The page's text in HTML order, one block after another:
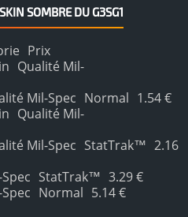
SOMBRE DU G3SG1
Prix
Qualité Mil-
Mil-Spec Normal 1.54 €
Qualité Mil-
Mil-Spec StatTrak™ 2.16
StatTrak™ 3.29 €
Normal 5.14 €